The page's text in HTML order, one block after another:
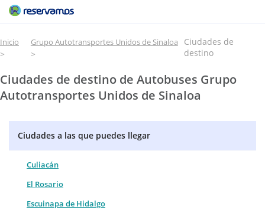
Inicio Grupo Autotransportes Unidos de Sinaloa
Ciudades de
destino
Ciudades de destino de Autobuses Grupo
Autotransportes Unidos de Sinaloa
Ciudades a las que puedes llegar
Culiacán
El Rosario
Escuinapa de Hidalgo